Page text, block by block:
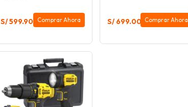
S/ 599.90 Comprar Ahora S/ 699.00 Comprar Ahora